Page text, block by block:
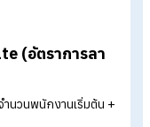
โอทีที่ทำ
:
งต่อวัน x 2 เท่า เช่น ค่า